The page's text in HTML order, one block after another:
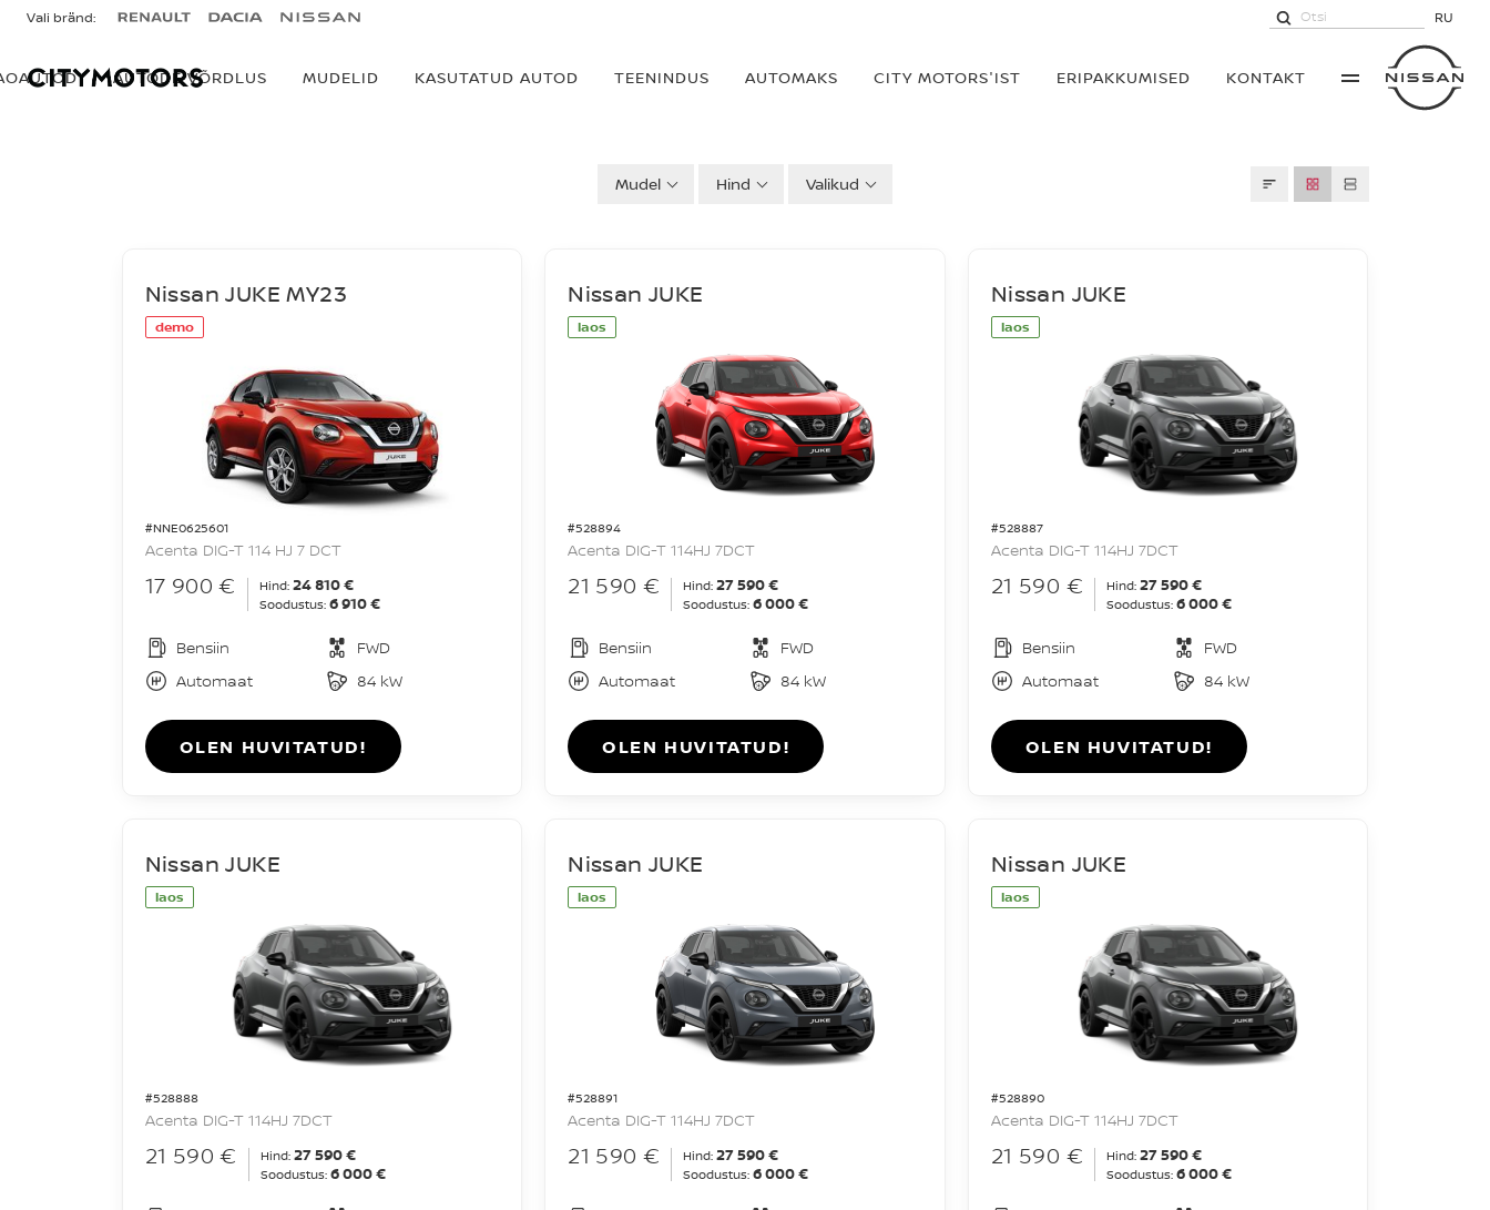
Vali bränd:
AUTODE VÕRDLUS MUDELID KASUTATUD AUTOD TEENINDUS AUTOMAKS CITY MOTORS'IST ERIPAKKUMISED KONTAKT
RU
Mudel Hind Valikud
demo
#NNE0625601
Nissan JUKE MY23
Acenta DIG-T 114 HJ 7 DCT
17 900 € Hind: 24 810 €
Soodustus: 6 910 €
Bensiin
FWD
Automaat
84 kW
OLEN HUVITATUD!
laos
#528894
Nissan JUKE
Acenta DIG-T 114HJ 7DCT
21 590 € Hind: 27 590 €
Soodustus: 6 000 €
Bensiin
FWD
Automaat
84 kW
OLEN HUVITATUD!
laos
#528887
Nissan JUKE
Acenta DIG-T 114HJ 7DCT
21 590 € Hind: 27 590 €
Soodustus: 6 000 €
Bensiin
FWD
Automaat
84 kW
OLEN HUVITATUD!
laos
#528888
Nissan JUKE
Acenta DIG-T 114HJ 7DCT
21 590 € Hind: 27 590 €
Soodustus: 6 000 €
laos
#528891
Nissan JUKE
Acenta DIG-T 114HJ 7DCT
21 590 € Hind: 27 590 €
Soodustus: 6 000 €
laos
#528890
Nissan JUKE
Acenta DIG-T 114HJ 7DCT
21 590 € Hind: 27 590 €
Soodustus: 6 000 €